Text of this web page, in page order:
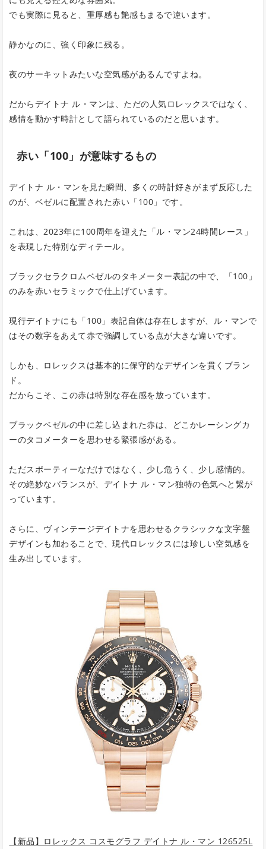
でも実際に見ると、重厚感も艶感もまるで違います。
静かなのに、強く印象に残る。
夜のサーキットみたいな空気感があるんですよね。
だからデイトナ ル・マンは、ただの人気ロレックスではなく、
感情を動かす時計として語られているのだと思います。
赤い「100」が意味するもの
デイトナ ル・マンを見た瞬間、多くの時計好きがまず反応した
のが、ベゼルに配置された赤い「100」です。
これは、2023年に100周年を迎えた「ル・マン24時間レース」
を表現した特別なディテール。
ブラックセラクロムベゼルのタキメーター表記の中で、「100」
のみを赤いセラミックで仕上げています。
現行デイトナにも「100」表記自体は存在しますが、ル・マンで
はその数字をあえて赤で強調している点が大きな違いです。
しかも、ロレックスは基本的に保守的なデザインを貫くブラン
ド。
だからこそ、この赤は特別な存在感を放っています。
ブラックベゼルの中に差し込まれた赤は、どこかレーシングカ
ーのタコメーターを思わせる緊張感がある。
ただスポーティーなだけではなく、少し危うく、少し感情的。
その絶妙なバランスが、デイトナ ル・マン独特の色気へと繋が
っています。
さらに、ヴィンテージデイトナを思わせるクラシックな文字盤
デザインも加わることで、現代ロレックスには珍しい空気感を
生み出しています。
【新品】ロレックス コスモグラフ デイトナ ル・マン 126525L